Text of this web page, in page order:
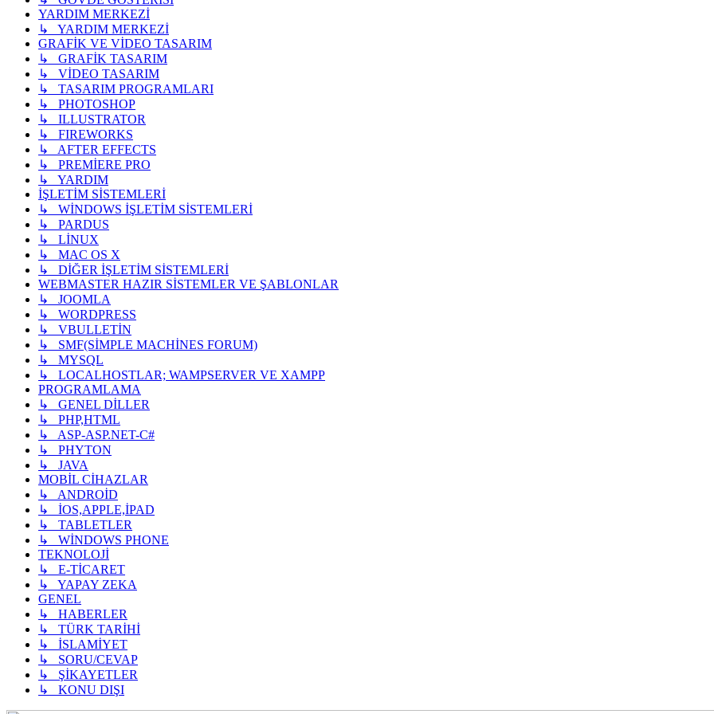
YARDIM MERKEZİ
↳ YARDIM MERKEZİ
GRAFİK VE VİDEO TASARIM
↳ GRAFİK TASARIM
↳ VİDEO TASARIM
↳ TASARIM PROGRAMLARI
↳ PHOTOSHOP
↳ ILLUSTRATOR
↳ FIREWORKS
↳ AFTER EFFECTS
↳ PREMİERE PRO
↳ YARDIM
İŞLETİM SİSTEMLERİ
↳ WİNDOWS İŞLETİM SİSTEMLERİ
↳ PARDUS
↳ LİNUX
↳ MAC OS X
↳ DİĞER İŞLETİM SİSTEMLERİ
WEBMASTER HAZIR SİSTEMLER VE ŞABLONLAR
↳ JOOMLA
↳ WORDPRESS
↳ VBULLETİN
↳ SMF(SİMPLE MACHİNES FORUM)
↳ MYSQL
↳ LOCALHOSTLAR; WAMPSERVER VE XAMPP
PROGRAMLAMA
↳ GENEL DİLLER
↳ PHP,HTML
↳ ASP-ASP.NET-C#
↳ PHYTON
↳ JAVA
MOBİL CİHAZLAR
↳ ANDROİD
↳ İOS,APPLE,İPAD
↳ TABLETLER
↳ WİNDOWS PHONE
TEKNOLOJİ
↳ E-TİCARET
↳ YAPAY ZEKA
GENEL
↳ HABERLER
↳ TÜRK TARİHİ
↳ İSLAMİYET
↳ SORU/CEVAP
↳ ŞİKAYETLER
↳ KONU DIŞI